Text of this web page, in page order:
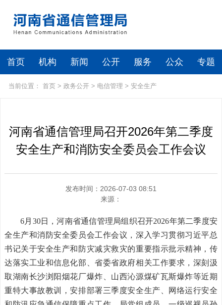
首页 机构 新闻 公开 服务 公众 专题
当前位置： 首页> 政务公开> 电信管理 > 安全生产
河南省通信管理局召开2026年第二季度
安全生产和消防安全委员会工作会议
发布时间：2026-07-03 08:51
来源：
6月30日，河南省通信管理局组织召开2026年第二季度安
全生产和消防安全委员会工作会议，深入学习贯彻习近平总
书记关于安全生产和防灾减灾救灾的重要指示批示精神，传
达落实工业和信息化部、省委省政府相关工作要求，深刻汲
取湖南长沙浏阳烟花厂爆炸、山西沁源煤矿瓦斯爆炸等近期
重特大事故教训，安排部署三季度安全生产、网络运行安全